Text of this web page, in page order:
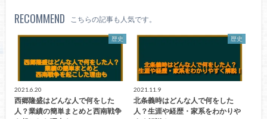
RECOMMEND こちらの記事も人気です。
歴史
2021.6.20
西郷隆盛はどんな人で何をした
人？業績の簡単まとめと西南戦争
歴史
2021.11.9
北条義時はどんな人で何をした
人？生涯や経歴・家系をわかりや